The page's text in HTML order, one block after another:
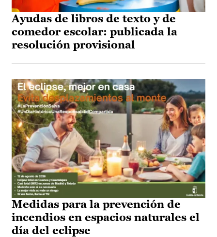
Ayudas de libros de texto y de
comedor escolar: publicada la
resolución provisional
Medidas para la prevención de
incendios en espacios naturales el
día del eclipse